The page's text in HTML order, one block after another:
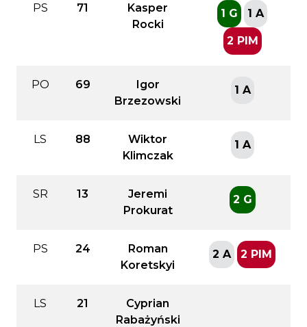
PS 71
Kasper
Rocki
1 G 1 A
2 PIM
PO 69
Igor
Brzezowski
1 A
LS 88
Wiktor
Klimczak
1 A
SR 13
Jeremi
Prokurat
2 G
PS 24
Roman
Koretskyi
2 A 2 PIM
LS 21
Cyprian
Rabażyński